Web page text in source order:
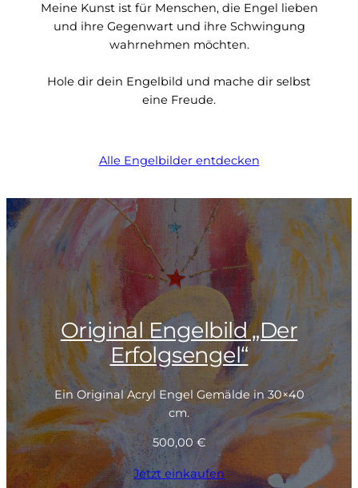
Meine Kunst ist für Menschen, die Engel lieben
und ihre Gegenwart und ihre Schwingung
wahrnehmen möchten.
Hole dir dein Engelbild und mache dir selbst
eine Freude.
Alle Engelbilder entdecken
Original Engelbild „Der
Erfolgsengel“
Ein Original Acryl Engel Gemälde in 30×40
cm.
500,00€
Jetzt einkaufen